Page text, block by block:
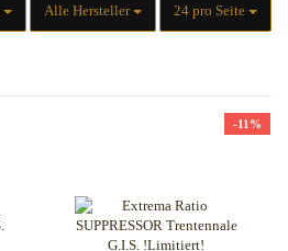
Alle Hersteller 24 pro Seite
pro Seite
-11%